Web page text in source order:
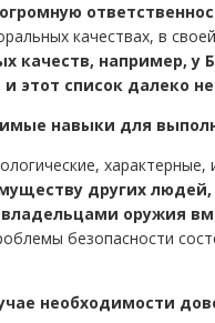
качествах, в
качеств, например,
этот список далеко
навыки для
других людей,
оружия
безопасности
необходимости